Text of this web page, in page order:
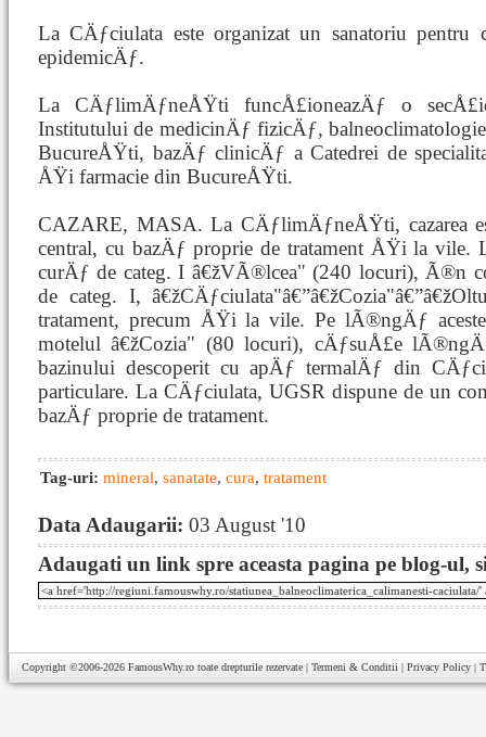
La CÄƒciulata este organizat un sanatoriu pentru
epidemicÄƒ.
La CÄƒlimÄƒneÅŸti funcÅ£ioneazÄƒ o
Institutului de medicinÄƒ fizicÄƒ,
BucureÅŸti, bazÄƒ clinicÄƒ a Catedrei de
ÅŸi farmacie din BucureÅŸti.
CAZARE, MASA. La CÄƒlimÄƒneÅŸti, cazarea
central, cu bazÄƒ proprie de tratament ÅŸi la
curÄƒ de categ. I â€žVÃ®lcea" (240 locuri), Ã®n
de categ. I,
tratament, precum ÅŸi la vile. Pe lÃ®ngÄƒ
motelul â€žCozia" (80 locuri), cÄƒsuÅ£e
bazinului descoperit cu apÄƒ termalÄƒ din
particulare. La CÄƒciulata, UGSR dispune de un
bazÄƒ proprie de tratament.
Tag-uri: mineral, sanatate, cura, tratament
Data Adaugarii: 03 August '10
Adaugati un link spre aceasta pagina pe blog-ul,
Copyright ©2006-2026 FamousWhy.ro toate drepturile rezervate | Termeni & Conditii | Privacy Policy |